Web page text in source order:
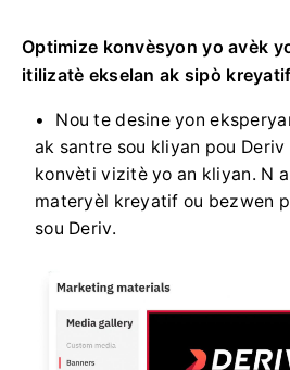
Optimize konvèsyon yo avèk
itilizatè ekselan ak sipò
Nou te desine yon
ak santre sou kliyan pou
konvèti vizitè yo an kliyan. N
materyèl kreyatif ou bezwen
sou Deriv.